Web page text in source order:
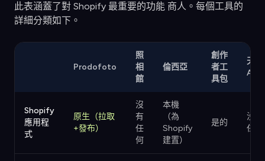
此表涵蓋了對 Shopify 最重要的功能 商人。每個工具的
詳細分類如下。
Prodofoto
照
相
館
倫西亞
創作
者工
具包
天賦
AI
Shopify
應用程
式
原生（拉取
+發布）
沒
有
任
何
本機
（為
Shopify
建置）
是的
沒有
任何